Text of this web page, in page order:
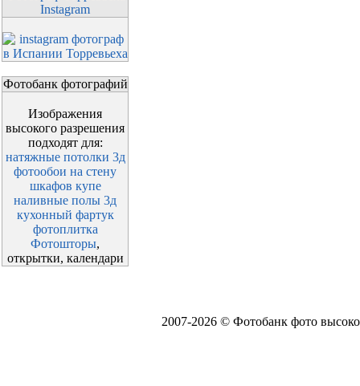
Instagram
Фотобанк фотографий
Изображения
высокого разрешения
подходят для:
натяжные потолки 3д
фотообои на стену
шкафов купе
наливные полы 3д
кухонный фартук
фотоплитка
Фотошторы,
открытки, календари
2007-2026 © Фотобанк фото